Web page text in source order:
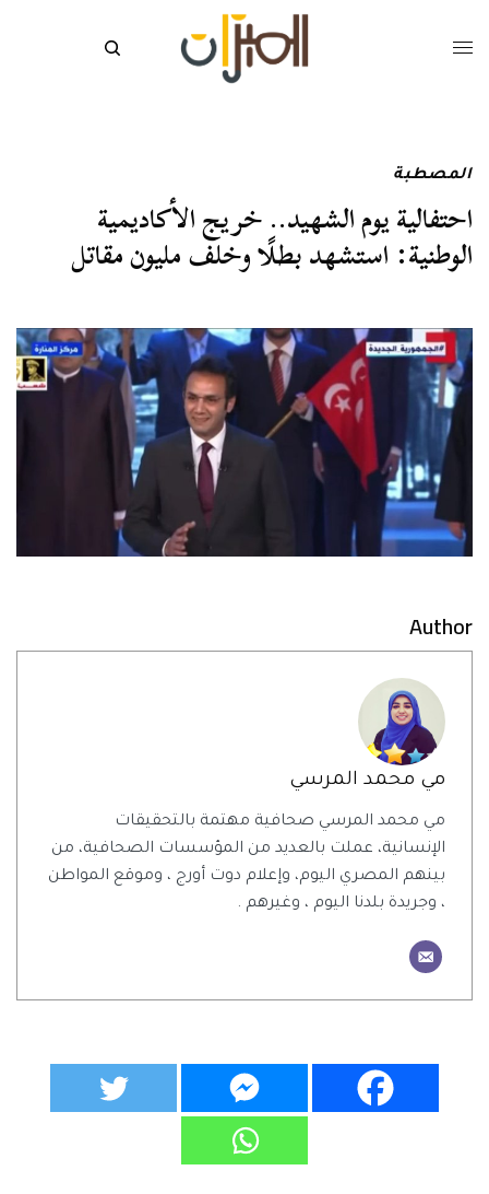
المصطبة
احتفالية يوم الشهيد.. خريج الأكاديمية
الوطنية: استشهد بطلًا وخلف مليون مقاتل
Author
مي محمد المرسي
مي محمد المرسي صحافية مهتمة بالتحقيقات
الإنسانية، عملت بالعديد من المؤسسات الصحافية، من
بينهم المصري اليوم، وإعلام دوت أورج ، وموقع المواطن
، وجريدة بلدنا اليوم ، وغيرهم .